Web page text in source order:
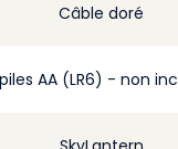
Câble doré
AA (LR6) - non